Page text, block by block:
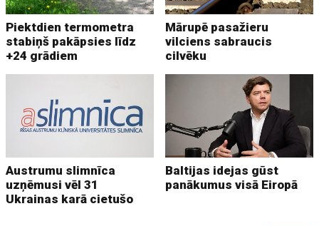
Piektdien termometra
stabiņš pakāpsies līdz
+24 grādiem
Mārupē pasažieru
vilciens sabraucis
cilvēku
Austrumu slimnīca
uzņēmusi vēl 31
Ukrainas karā cietušo
Baltijas idejas gūst
panākumus visā Eiropā